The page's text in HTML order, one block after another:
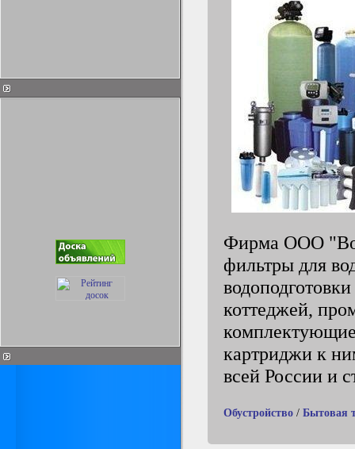
Фирма ООО
фильтры для
коттеджей,
картриджи к
всей России и
Обустройство / Бытовая